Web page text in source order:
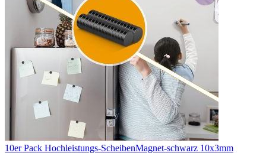
10er Pack Hochleistungs-ScheibenMagnet-schwarz 10x3mm